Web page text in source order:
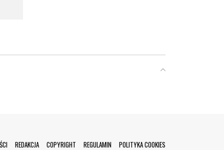
REDAKCJA COPYRIGHT REGULAMIN POLITYKA COOKIES